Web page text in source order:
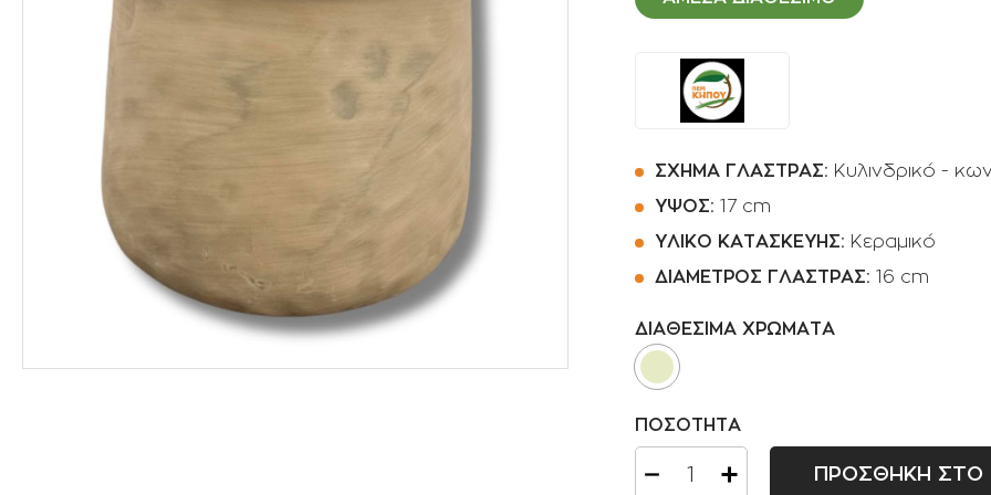
ΦΑΡΜΑΚΑ
ΣΠΟΡΟΙ - ΒΟΛΒΟΙ
ΕΙΔΗ ΚΗΠΟΥ
ΣΥΣΚΕΥΑΣΙΑ - ΑΠΟΘΗΚΕΥΣΗ- ΕΙΔΗ
ΟΙΝΟΠΟΙΪΑΣ- ΕΙΔΗ ΕΛΑΙΟΣΥΛΛΟΓΗΣ
Φοινικοειδή
Αρωματικά φυτά -
Αναρριχώμενα φυτά
Βολβοί πολυετής
Κρεμοκλαδή φυτά
Αγροστώδη
Ποτιστήρια
Πριόνια Χειρός
ΣΧΗΜΑ ΓΛΑΣΤΡΑΣ: Κυλινδρικό -
ΥΨΟΣ: 17 cm
ΥΛΙΚΟ ΚΑΤΑΣΚΕΥΗΣ: Κεραμικό
ΔΙΑΜΕΤΡΟΣ ΓΛΑΣΤΡΑΣ: 16 cm
ΔΙΑΘΕΣΙΜΑ ΧΡΩΜΑΤΑ
ΠΟΣΟΤΗΤΑ
ΠΡΟΣΘΗΚΗ ΣΤΟ